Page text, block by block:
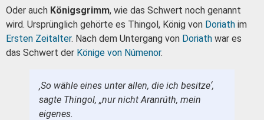
Oder auch Königsgrimm, wie das Schwert noch genannt
wird. Ursprünglich gehörte es Thingol, König von Doriath im
Ersten Zeitalter. Nach dem Untergang von Doriath war es
das Schwert der Könige von Númenor.
‚So wähle eines unter allen, die ich besitze‘,
sagte Thingol, „nur nicht Aranrúth, mein
eigenes.